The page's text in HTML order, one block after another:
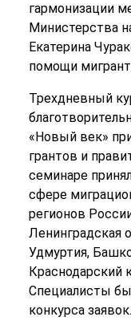
гармонизации
Министерства
Екатерина
помощи
Трехдневный
«Новый век»
грантов и
семинаре
сфере
регионов
Ленинградская
Удмуртия,
Краснодарский
Специалисты
конкурса заявок.